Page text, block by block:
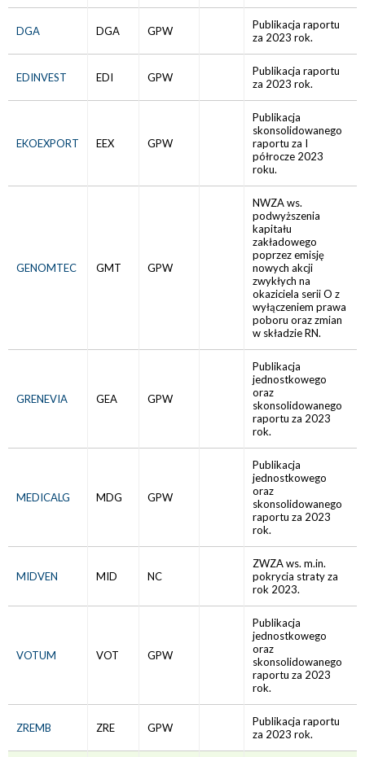
DGA DGA GPW
Publikacja raportu
za 2023 rok.
EDINVEST EDI GPW
Publikacja raportu
za 2023 rok.
EKOEXPORT EEX GPW
Publikacja
skonsolidowanego
raportu za I
półrocze 2023
roku.
GENOMTEC GMT GPW
NWZA ws.
podwyższenia
kapitału
zakładowego
poprzez emisję
nowych akcji
zwykłych na
okaziciela serii O z
wyłączeniem prawa
poboru oraz zmian
w składzie RN.
GRENEVIA GEA GPW
Publikacja
jednostkowego
oraz
skonsolidowanego
raportu za 2023
rok.
MEDICALG MDG GPW
Publikacja
jednostkowego
oraz
skonsolidowanego
raportu za 2023
rok.
MIDVEN MID NC
ZWZA ws. m.in.
pokrycia straty za
rok 2023.
VOTUM VOT GPW
Publikacja
jednostkowego
oraz
skonsolidowanego
raportu za 2023
rok.
ZREMB ZRE GPW
Publikacja raportu
za 2023 rok.